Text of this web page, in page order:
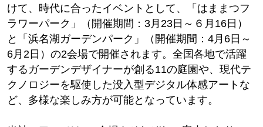
けて、時代に合ったイベントとして、「はままつフ
ラワーパーク」（開催期間：3月23日～６月16日）
と「浜名湖ガーデンパーク」（開催期間：4月6日～
6月2日）の2会場で開催されます。全国各地で活躍
するガーデンデザイナーが創る11の庭園や、現代テ
クノロジーを駆使した没入型デジタル体感アートな
ど、多様な楽しみ方が可能となっています。